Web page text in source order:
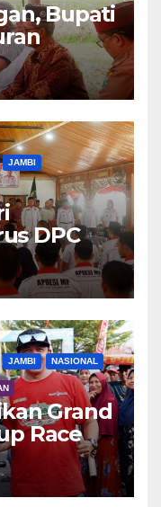
Bupati
JAMBI
DPC
JAMBI NASIONAL
Grand
Race